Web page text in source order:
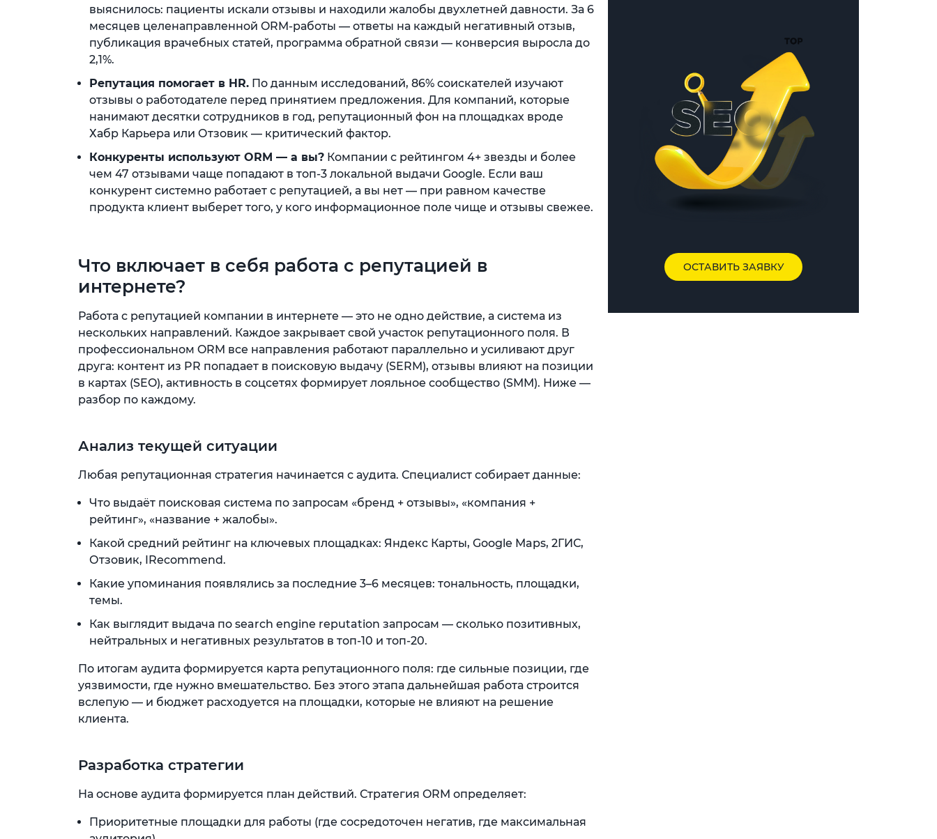
выяснилось: пациенты искали отзывы и находили жалобы двухлетней давности. За 6
месяцев целенаправленной ORM-работы — ответы на каждый негативный отзыв,
публикация врачебных статей, программа обратной связи — конверсия выросла до
2,1%.
Репутация помогает в HR. По данным исследований, 86% соискателей изучают
отзывы о работодателе перед принятием предложения. Для компаний, которые
нанимают десятки сотрудников в год, репутационный фон на площадках вроде
Хабр Карьера или Отзовик — критический фактор.
Конкуренты используют ORM — а вы? Компании с рейтингом 4+ звезды и более
чем 47 отзывами чаще попадают в топ-3 локальной выдачи Google. Если ваш
конкурент системно работает с репутацией, а вы нет — при равном качестве
продукта клиент выберет того, у кого информационное поле чище и отзывы свежее.
Что включает в себя работа с репутацией в
интернете?
Работа с репутацией компании в интернете — это не одно действие, а система из
нескольких направлений. Каждое закрывает свой участок репутационного поля. В
профессиональном ORM все направления работают параллельно и усиливают друг
друга: контент из PR попадает в поисковую выдачу (SERM), отзывы влияют на позиции
в картах (SEO), активность в соцсетях формирует лояльное сообщество (SMM). Ниже —
разбор по каждому.
Анализ текущей ситуации
Любая репутационная стратегия начинается с аудита. Специалист собирает данные:
Что выдаёт поисковая система по запросам «бренд + отзывы», «компания +
рейтинг», «название + жалобы».
Какой средний рейтинг на ключевых площадках: Яндекс Карты, Google Maps, 2ГИС,
Отзовик, IRecommend.
Какие упоминания появлялись за последние 3–6 месяцев: тональность, площадки,
темы.
Как выглядит выдача по search engine reputation запросам — сколько позитивных,
нейтральных и негативных результатов в топ-10 и топ-20.
По итогам аудита формируется карта репутационного поля: где сильные позиции, где
уязвимости, где нужно вмешательство. Без этого этапа дальнейшая работа строится
вслепую — и бюджет расходуется на площадки, которые не влияют на решение
клиента.
Разработка стратегии
На основе аудита формируется план действий. Стратегия ORM определяет:
Приоритетные площадки для работы (где сосредоточен негатив, где максимальная
ОСТАВИТЬ ЗАЯВКУ